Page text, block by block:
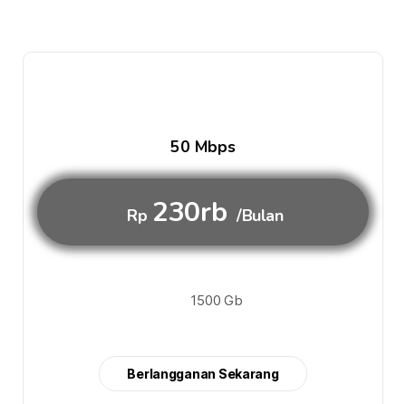
50 Mbps
Rp 230rb /Bulan
1500 Gb
Berlangganan Sekarang